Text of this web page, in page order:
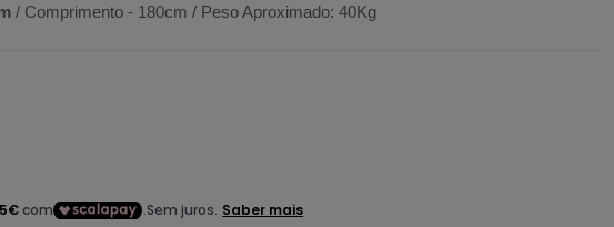
/ Comprimento - 180cm / Peso Aproximado: 40Kg